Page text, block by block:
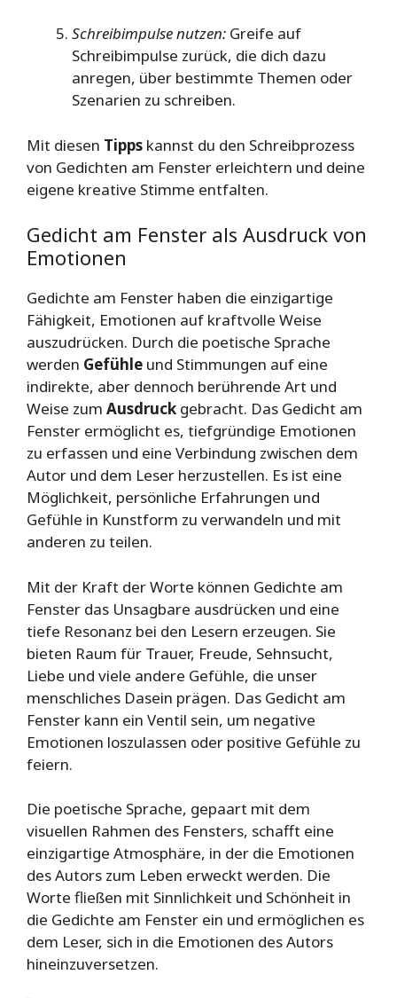
Schreibimpulse nutzen: Greife auf
Schreibimpulse zurück, die dich dazu
anregen, über bestimmte Themen oder
Szenarien zu schreiben.
Mit diesen Tipps kannst du den Schreibprozess
von Gedichten am Fenster erleichtern und deine
eigene kreative Stimme entfalten.
Gedicht am Fenster als Ausdruck von
Emotionen
Gedichte am Fenster haben die einzigartige
Fähigkeit, Emotionen auf kraftvolle Weise
auszudrücken. Durch die poetische Sprache
werden Gefühle und Stimmungen auf eine
indirekte, aber dennoch berührende Art und
Weise zum Ausdruck gebracht. Das Gedicht am
Fenster ermöglicht es, tiefgründige Emotionen
zu erfassen und eine Verbindung zwischen dem
Autor und dem Leser herzustellen. Es ist eine
Möglichkeit, persönliche Erfahrungen und
Gefühle in Kunstform zu verwandeln und mit
anderen zu teilen.
Mit der Kraft der Worte können Gedichte am
Fenster das Unsagbare ausdrücken und eine
tiefe Resonanz bei den Lesern erzeugen. Sie
bieten Raum für Trauer, Freude, Sehnsucht,
Liebe und viele andere Gefühle, die unser
menschliches Dasein prägen. Das Gedicht am
Fenster kann ein Ventil sein, um negative
Emotionen loszulassen oder positive Gefühle zu
feiern.
Die poetische Sprache, gepaart mit dem
visuellen Rahmen des Fensters, schafft eine
einzigartige Atmosphäre, in der die Emotionen
des Autors zum Leben erweckt werden. Die
Worte fließen mit Sinnlichkeit und Schönheit in
die Gedichte am Fenster ein und ermöglichen es
dem Leser, sich in die Emotionen des Autors
hineinzuversetzen.